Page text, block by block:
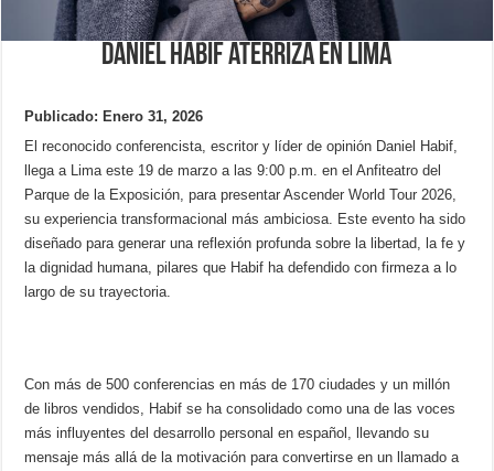
Daniel Habif aterriza en Lima
Publicado: Enero 31, 2026
El reconocido conferencista, escritor y líder de opinión Daniel Habif,
llega a Lima este 19 de marzo a las 9:00 p.m. en el Anfiteatro del
Parque de la Exposición, para presentar Ascender World Tour 2026,
su experiencia transformacional más ambiciosa. Este evento ha sido
diseñado para generar una reflexión profunda sobre la libertad, la fe y
la dignidad humana, pilares que Habif ha defendido con firmeza a lo
largo de su trayectoria.
Con más de 500 conferencias en más de 170 ciudades y un millón
de libros vendidos, Habif se ha consolidado como una de las voces
más influyentes del desarrollo personal en español, llevando su
mensaje más allá de la motivación para convertirse en un llamado a